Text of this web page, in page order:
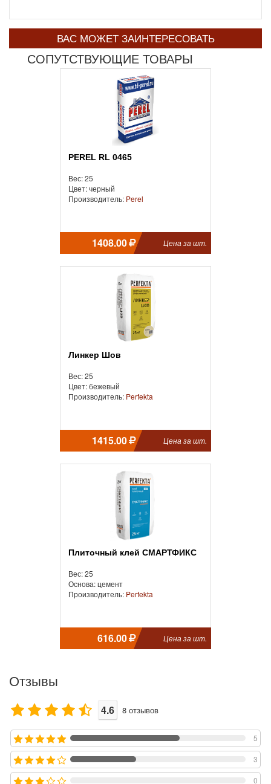
ВАС МОЖЕТ ЗАИНТЕРЕСОВАТЬ
СОПУТСТВУЮЩИЕ ТОВАРЫ
PEREL RL 0465
Вес: 25
Цвет: черный
Производитель: Perel
1408.00 Цена за шт.
Линкер Шов
Вес: 25
Цвет: бежевый
Производитель: Perfekta
1415.00 Цена за шт.
Плиточный клей СМАРТФИКС
Вес: 25
Основа: цемент
Производитель: Perfekta
616.00 Цена за шт.
Отзывы
4.6 8 отзывов
5
3
0